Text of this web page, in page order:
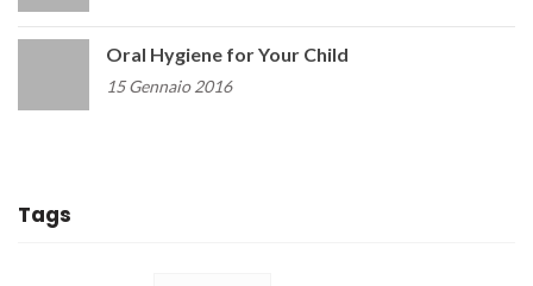
Oral Hygiene for Your Child
15 Gennaio 2016
Tags